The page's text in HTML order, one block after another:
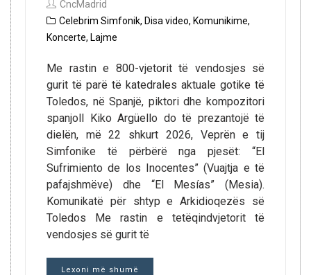
CncMadrid
Celebrim Simfonik, Disa video, Komunikime,
Koncerte, Lajme
Me rastin e 800-vjetorit të vendosjes së
gurit të parë të katedrales aktuale gotike të
Toledos, në Spanjë, piktori dhe kompozitori
spanjoll Kiko Argüello do të prezantojë të
dielën, më 22 shkurt 2026, Veprën e tij
Simfonike të përbërë nga pjesët: “El
Sufrimiento de los Inocentes” (Vuajtja e të
pafajshmëve) dhe “El Mesías” (Mesia).
Komunikatë për shtyp e Arkidioqezës së
Toledos Me rastin e tetëqindvjetorit të
vendosjes së gurit të
Lexoni më shumë